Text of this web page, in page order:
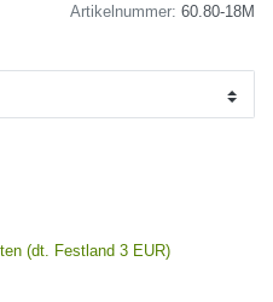
Artikelnummer: 60.80-18M
(dt. Festland 3 EUR)